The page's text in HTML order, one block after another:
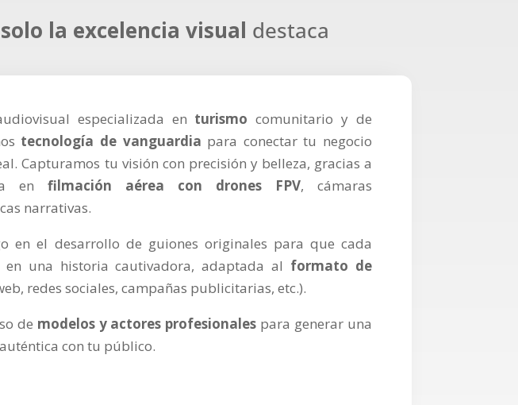
solo la excelencia visual destaca
especializada en turismocomunitario y de
tecnología de vanguardia para conectar tu negocio
Capturamos tu visión con precisión y belleza, gracias a
enfilmación aérea con drones FPV, cámaras
narrativas.
en el desarrollo de guiones originales para que cada
en una historia cautivadora, adaptada al formato de
redes sociales, campañas publicitarias, etc.).
de modelos y actores profesionales para generar una
con tu público.